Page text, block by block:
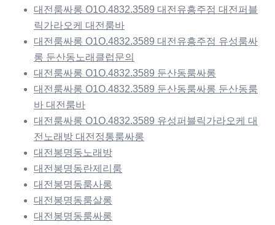
대전룸싸롱 O1O.4832.3589 대전유흥주점 대전퍼블
릭가라오케 대전룸바
대전룸싸롱 O1O.4832.3589 대전유흥주점 유성룸싸
롱 둔산동노래클럽문의
대전룸싸롱 O1O.4832.3589 둔산동룸싸롱
대전룸싸롱 O1O.4832.3589 둔산동룸싸롱 둔산동룸
바 대전룸바
대전룸싸롱 O1O.4832.3589 유성퍼블릭가라오케 대
전노래방 대전정통룸싸롱
대전봉명동노래방
대전봉명동란제리룸
대전봉명동룸사롱
대전봉명동룸살롱
대전봉명동룸싸롱